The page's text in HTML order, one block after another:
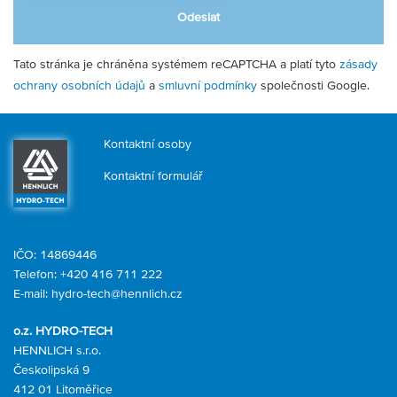
Odeslat
Tato stránka je chráněna systémem reCAPTCHA a platí tyto zásady
ochrany osobních údajů a smluvní podmínky společnosti Google.
Kontaktní osoby
Kontaktní formulář
o.z. HYDRO-TECH
HENNLICH s.r.o.
Českolipská 9
412 01 Litoměřice
IČO: 14869446
Telefon: +420 416 711 222
E-mail: hydro-tech@hennlich.cz